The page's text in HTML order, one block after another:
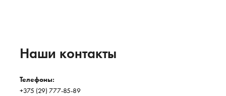
Наши контакты
Телефоны:
+375 (29) 777-85-89